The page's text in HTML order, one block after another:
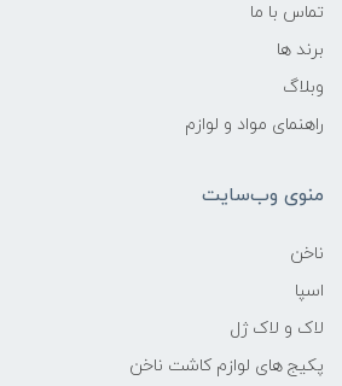
تماس با ما
برند ها
وبلاگ
راهنمای مواد و لوازم
منوی وب‌سایت
ناخن
اسپا
لاک و لاک ژل
پکیج های لوازم کاشت ناخن